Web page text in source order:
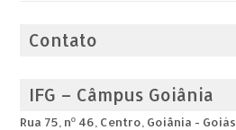
Contato
IFG – Câmpus Goiânia
Rua 75, nº 46, Centro, Goiânia - Goiás.